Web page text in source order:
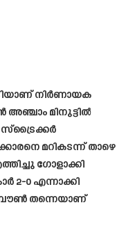
നിർണായക
മിനുട്ടിൽ
സ്‌ട്രൈക്കർ
മറികടന്ന് താഴെ
ഗോളാക്കി
2-0 എന്നാക്കി
തന്നെയാണ്